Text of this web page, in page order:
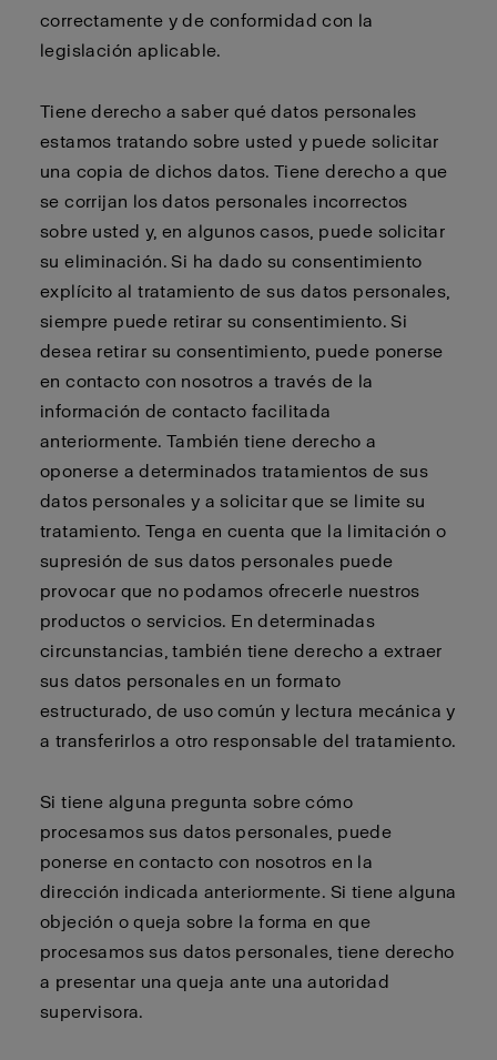
correctamente y de conformidad con la
legislación aplicable.
Tiene derecho a saber qué datos personales
estamos tratando sobre usted y puede solicitar
una copia de dichos datos. Tiene derecho a que
se corrijan los datos personales incorrectos
sobre usted y, en algunos casos, puede solicitar
su eliminación. Si ha dado su consentimiento
explícito al tratamiento de sus datos personales,
siempre puede retirar su consentimiento. Si
desea retirar su consentimiento, puede ponerse
en contacto con nosotros a través de la
información de contacto facilitada
anteriormente. También tiene derecho a
oponerse a determinados tratamientos de sus
datos personales y a solicitar que se limite su
tratamiento. Tenga en cuenta que la limitación o
supresión de sus datos personales puede
provocar que no podamos ofrecerle nuestros
productos o servicios. En determinadas
circunstancias, también tiene derecho a extraer
sus datos personales en un formato
estructurado, de uso común y lectura mecánica y
a transferirlos a otro responsable del tratamiento.
Si tiene alguna pregunta sobre cómo
procesamos sus datos personales, puede
ponerse en contacto con nosotros en la
dirección indicada anteriormente. Si tiene alguna
objeción o queja sobre la forma en que
procesamos sus datos personales, tiene derecho
a presentar una queja ante una autoridad
supervisora.